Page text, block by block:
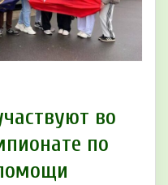
во
по